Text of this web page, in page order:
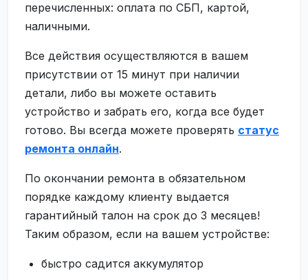
перечисленных: оплата по СБП, картой,
наличными.
Все действия осуществляются в вашем
присутствии от 15 минут при наличии
детали, либо вы можете оставить
устройство и забрать его, когда все будет
готово. Вы всегда можете проверять статус
ремонта онлайн.
По окончании ремонта в обязательном
порядке каждому клиенту выдается
гарантийный талон на срок до 3 месяцев!
Таким образом, если на вашем устройстве:
быстро садится аккумулятор